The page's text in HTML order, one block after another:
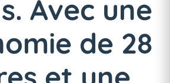
Avec une
de 28